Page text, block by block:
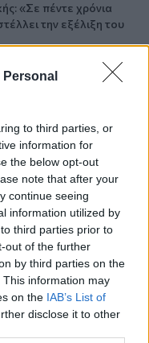
to third parties, or
information for
the below opt-out
note that after your
continue seeing
information utilized by
third parties prior to
out of the further
by third parties on the
This information may
on the IAB’s List of
disclose it to other
«Σε πέντε χρόνια
την εξέλιξη του
και δράσεις με
για το Πρόγραμμα